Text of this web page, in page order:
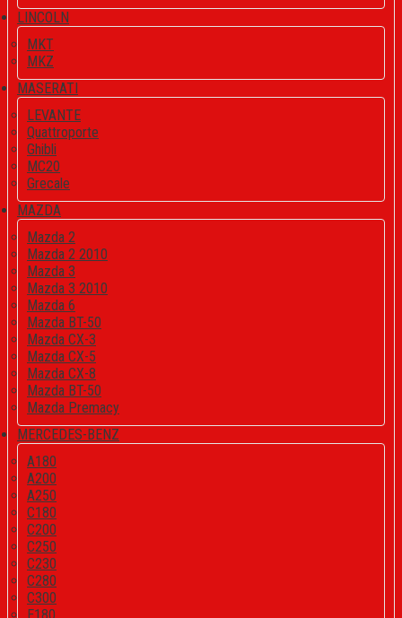
LINCOLN
MKT
MKZ
MASERATI
LEVANTE
Quattroporte
Ghibli
MC20
Grecale
MAZDA
Mazda 2
Mazda 2 2010
Mazda 3
Mazda 3 2010
Mazda 6
Mazda BT-50
Mazda CX-3
Mazda CX-5
Mazda CX-8
Mazda BT-50
Mazda Premacy
MERCEDES-BENZ
A180
A200
A250
C180
C200
C250
C230
C280
C300